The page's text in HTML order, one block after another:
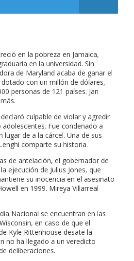
en la pobreza en Jamaica,
en la universidad. Sin
de Maryland acaba de ganar el
con un millón de dólares,
personas de 121 países. Jan
culpable de violar y agredir
Fue condenado a
lugar de a la cárcel. Una de sus
comparte su historia.
de antelación, el gobernador de
ejecución de Julius Jones, que
su inocencia en el asesinato
en 1999. Mireya Villarreal
Nacional se encuentran en las
en caso de que el
Kyle Rittenhouse desate la
no ha llegado a un veredicto
deliberaciones.